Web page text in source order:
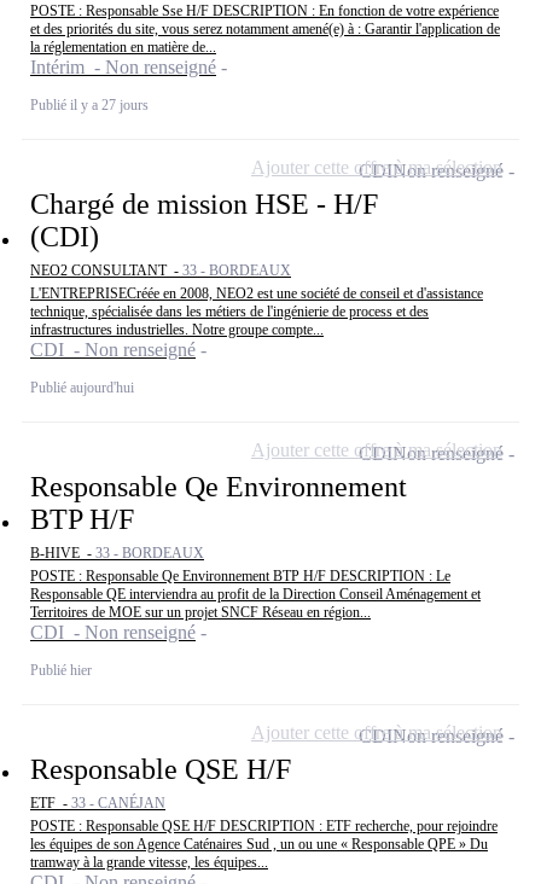
POSTE : Responsable Sse H/F DESCRIPTION : En fonction de votre expérience
et des priorités du site, vous serez notamment amené(e) à : Garantir l'application de
la réglementation en matière de...
Intérim - Non renseigné
Publié il y a 27 jours
Chargé de mission HSE - H/F
(CDI)
NEO2 CONSULTANT - 33 - BORDEAUX
L'ENTREPRISECréée en 2008, NEO2 est une société de conseil et d'assistance
technique, spécialisée dans les métiers de l'ingénierie de process et des
infrastructures industrielles. Notre groupe compte...
CDI - Non renseigné
Publié aujourd'hui
CDINon renseigné
Ajouter cette offre à ma sélection
Responsable Qe Environnement
BTP H/F
B-HIVE - 33 - BORDEAUX
POSTE : Responsable Qe Environnement BTP H/F DESCRIPTION : Le
Responsable QE interviendra au profit de la Direction Conseil Aménagement et
Territoires de MOE sur un projet SNCF Réseau en région...
CDI - Non renseigné
Publié hier
CDINon renseigné
Ajouter cette offre à ma sélection
Responsable QSE H/F
ETF - 33 - CANÉJAN
POSTE : Responsable QSE H/F DESCRIPTION : ETF recherche, pour rejoindre
les équipes de son Agence Caténaires Sud , un ou une « Responsable QPE » Du
tramway à la grande vitesse, les équipes...
CDINon renseigné
Ajouter cette offre à ma sélection